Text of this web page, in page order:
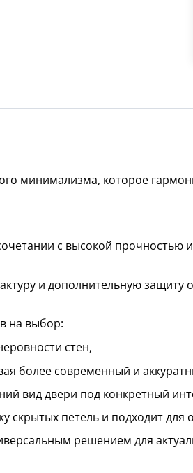
минимализма, которое
с высокой
и дополнительную защиту
на выбор:
стен,
более современный и
вид двери под конкретный
скрытых петель и подходит
решением для